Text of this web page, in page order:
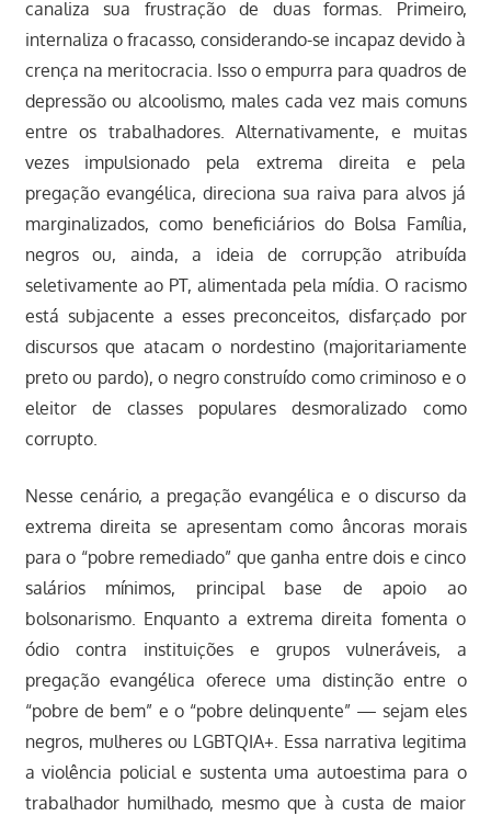
canaliza sua frustração de duas formas. Primeiro,
internaliza o fracasso, considerando-se incapaz devido à
crença na meritocracia. Isso o empurra para quadros de
depressão ou alcoolismo, males cada vez mais comuns
entre os trabalhadores. Alternativamente, e muitas
vezes impulsionado pela extrema direita e pela
pregação evangélica, direciona sua raiva para alvos já
marginalizados, como beneficiários do Bolsa Família,
negros ou, ainda, a ideia de corrupção atribuída
seletivamente ao PT, alimentada pela mídia. O racismo
está subjacente a esses preconceitos, disfarçado por
discursos que atacam o nordestino (majoritariamente
preto ou pardo), o negro construído como criminoso e o
eleitor de classes populares desmoralizado como
corrupto.
Nesse cenário, a pregação evangélica e o discurso da
extrema direita se apresentam como âncoras morais
para o “pobre remediado” que ganha entre dois e cinco
salários mínimos, principal base de apoio ao
bolsonarismo. Enquanto a extrema direita fomenta o
ódio contra instituições e grupos vulneráveis, a
pregação evangélica oferece uma distinção entre o
“pobre de bem” e o “pobre delinquente” — sejam eles
negros, mulheres ou LGBTQIA+. Essa narrativa legitima
a violência policial e sustenta uma autoestima para o
trabalhador humilhado, mesmo que à custa de maior